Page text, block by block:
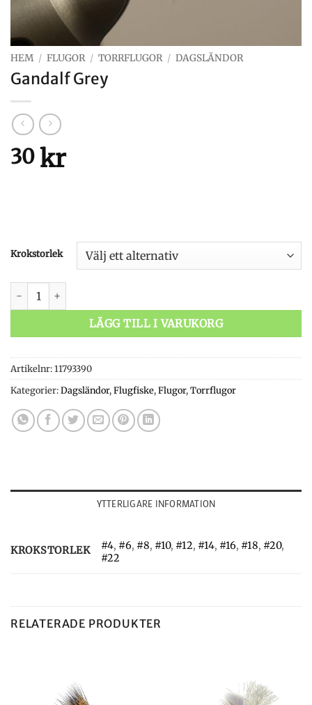
HEM / FLUGOR / TORRFLUGOR / DAGSLÄNDOR
Gandalf Grey
30kr
Krokstorlek
LÄGG TILL I VARUKORG
Artikelnr:11793390
Kategorier:Dagsländor,Flugfiske,Flugor,Torrflugor
YTTERLIGARE INFORMATION
KROKSTORLEK #4, #6, #8, #10, #12, #14, #16, #18, #20,
#22
RELATERADE PRODUKTER